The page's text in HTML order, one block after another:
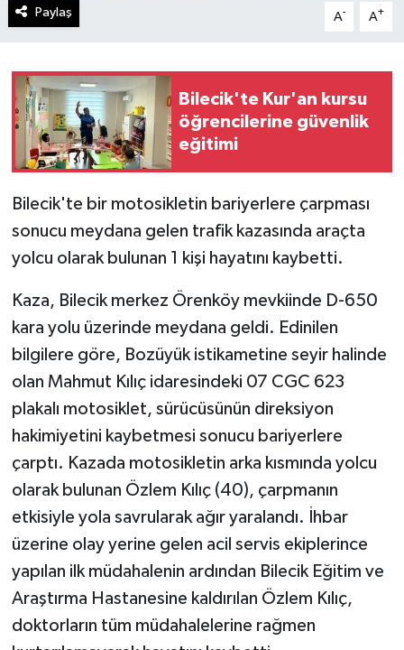
Paylaş A- A+
Bilecik'te Kur'an kursu
öğrencilerine güvenlik
eğitimi
Bilecik'te bir motosikletin bariyerlere çarpması
sonucu meydana gelen trafik kazasında araçta
yolcu olarak bulunan 1 kişi hayatını kaybetti.
Kaza, Bilecik merkez Örenköy mevkiinde D-650
kara yolu üzerinde meydana geldi. Edinilen
bilgilere göre, Bozüyük istikametine seyir halinde
olan Mahmut Kılıç idaresindeki 07 CGC 623
plakalı motosiklet, sürücüsünün direksiyon
hakimiyetini kaybetmesi sonucu bariyerlere
çarptı. Kazada motosikletin arka kısmında yolcu
olarak bulunan Özlem Kılıç (40), çarpmanın
etkisiyle yola savrularak ağır yaralandı. İhbar
üzerine olay yerine gelen acil servis ekiplerince
yapılan ilk müdahalenin ardından Bilecik Eğitim ve
Araştırma Hastanesine kaldırılan Özlem Kılıç,
doktorların tüm müdahalelerine rağmen